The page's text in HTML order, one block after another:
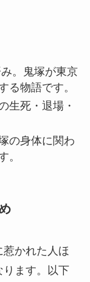
。鬼塚が東京
る物語です。
生死・退場・
の身体に関わ
。
惹かれた人ほ
ります。以下